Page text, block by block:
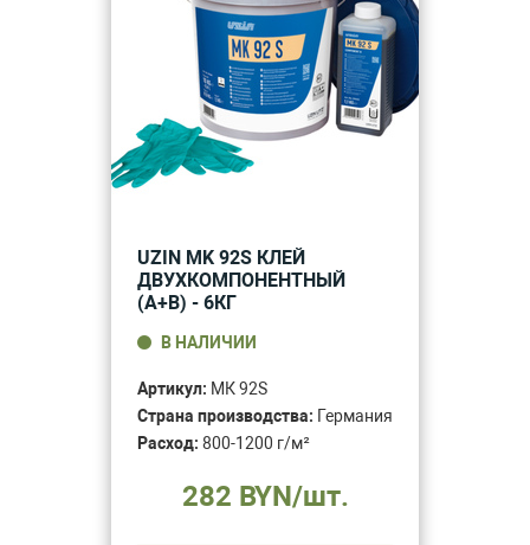
UZIN MK 92S КЛЕЙ
ДВУХКОМПОНЕНТНЫЙ
(A+B) - 6КГ
В НАЛИЧИИ
Артикул: МК 92S
Страна производства: Германия
Расход: 800-1200 г/м²
282 BYN/шт.